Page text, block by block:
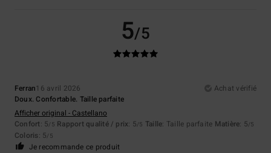
5/5
Ferran16 avril 2026
Achat vérifié
Doux. Confortable. Taille parfaite
Afficher original - Castellano
Confort: 5/5 Rapport qualité / prix: 5/5 Taille: Taille parfaite Matière: 5/5
Coloris: 5/5
Je recommande ce produit